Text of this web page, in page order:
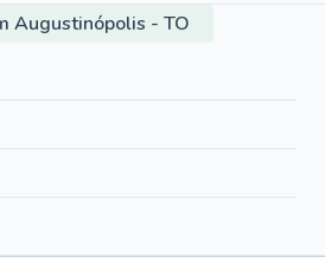
Augustinópolis - TO